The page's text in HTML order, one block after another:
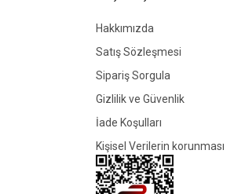
Bu ürüne benzer farklı
Hakkımızda
Satış Sözleşmesi
Sipariş Sorgula
Gizlilik ve Güvenlik
İade Koşulları
Kişisel Verilerin korunması